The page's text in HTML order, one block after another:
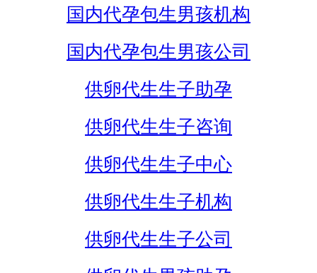
国内代孕包生男孩机构
国内代孕包生男孩公司
供卵代生生子助孕
供卵代生生子咨询
供卵代生生子中心
供卵代生生子机构
供卵代生生子公司